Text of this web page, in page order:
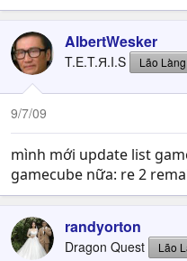
AlbertWesker
T.E.T.Я.I.S Lão
9/7/09
mình mới update list
gamecube nữa: re 2
randyorton
Dragon Quest Lão